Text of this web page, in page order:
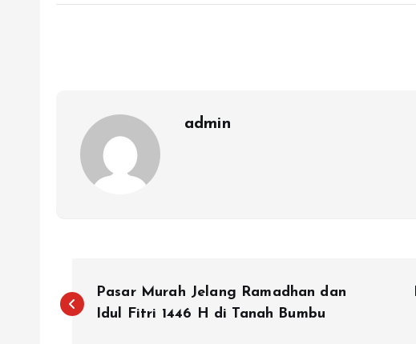
admin
a
Pasar Murah Jelang Ramadhan dan
Idul Fitri 1446 H di Tanah Bumbu